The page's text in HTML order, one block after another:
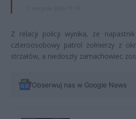
Z relacji policji wynika, że
czteroosobowy patrol żołnierzy z
strzałów, a niedoszły zamachowiec
Obserwuj nas w Google News